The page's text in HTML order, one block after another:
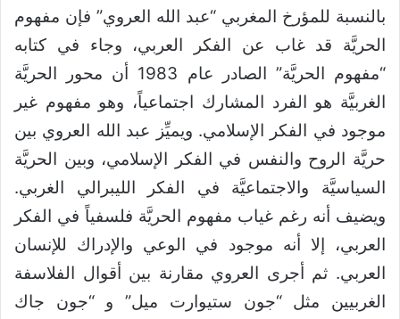
بالنسبة للمؤرخ المغربي “عبد الله العروي” فإن مفهوم
الحريَّة قد غاب عن الفكر العربي، وجاء في كتابه
“مفهوم الحريَّة” الصادر عام 1983 أن محور الحريَّة
الغربيَّة هو الفرد المشارك اجتماعياً، وهو مفهوم غير
موجود في الفكر الإسلامي. ويميِّز عبد الله العروي بين
حريَّة الروح والنفس في الفكر الإسلامي، وبين الحريَّة
السياسيَّة والاجتماعيَّة في الفكر الليبرالي الغربي.
ويضيف أنه رغم غياب مفهوم الحريَّة فلسفياً في الفكر
العربي، إلا أنه موجود في الوعي والإدراك للإنسان
العربي. ثم أجرى العروي مقارنة بين أقوال الفلاسفة
الغربيين مثل “جون ستيوارت ميل” و “جون جاك